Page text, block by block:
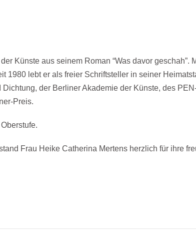
Künste aus seinem Roman “Was davor geschah”.
lebt er als freier Schriftsteller in seiner
der Berliner Akademie der Künste, des
Preis.
Frau Heike Catherina Mertens herzlich für ihre